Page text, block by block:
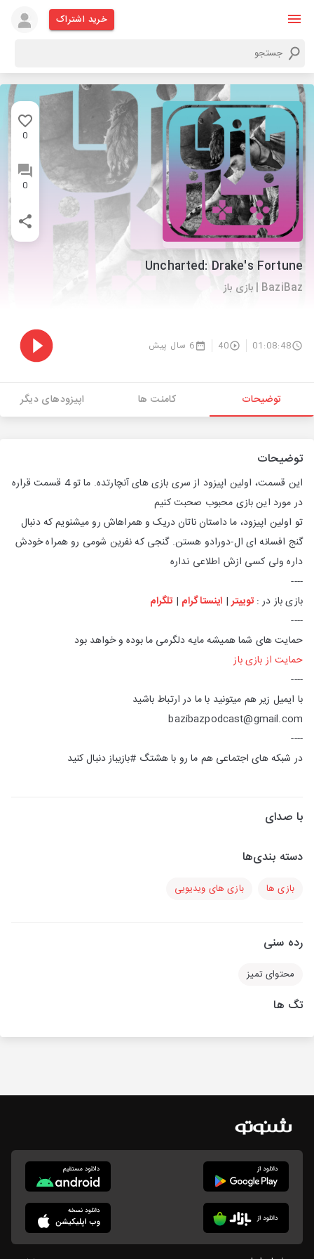
خرید اشتراک
0
0
Uncharted: Drake's Fortune
BaziBaz | بازی باز
01:08:48
40 6 سال پیش
توضیحات کامنت ها اپیزودهای دیگر
توضیحات
این قسمت، اولین اپیزود از سری بازی های آنچارتده. ما تو 4 قسمت قراره
در مورد این بازی محبوب صحبت کنیم
تو اولین اپیزود، ما داستان ناتان دریک و همراهاش رو میشنویم که دنبال
گنج افسانه ای ال-دورادو هستن. گنجی که نفرین شومی رو همراه خودش
داره ولی کسی ازش اطلاعی نداره
----
بازی باز در :توییتر| اینستاگرام | تلگرام
----
حمایت های شما همیشه مایه دلگرمی ما بوده و خواهد بود
حمایت از بازی باز
----
با ایمیل زیر هم میتونید با ما در ارتباط باشید
bazibazpodcast@gmail.com
----
در شبکه های اجتماعی هم ما رو با هشتگ #بازیباز دنبال کنید
با صدای
دسته بندی‌ها
بازی ها بازی های ویدیویی
رده سنی
محتوای تمیز
تگ ها